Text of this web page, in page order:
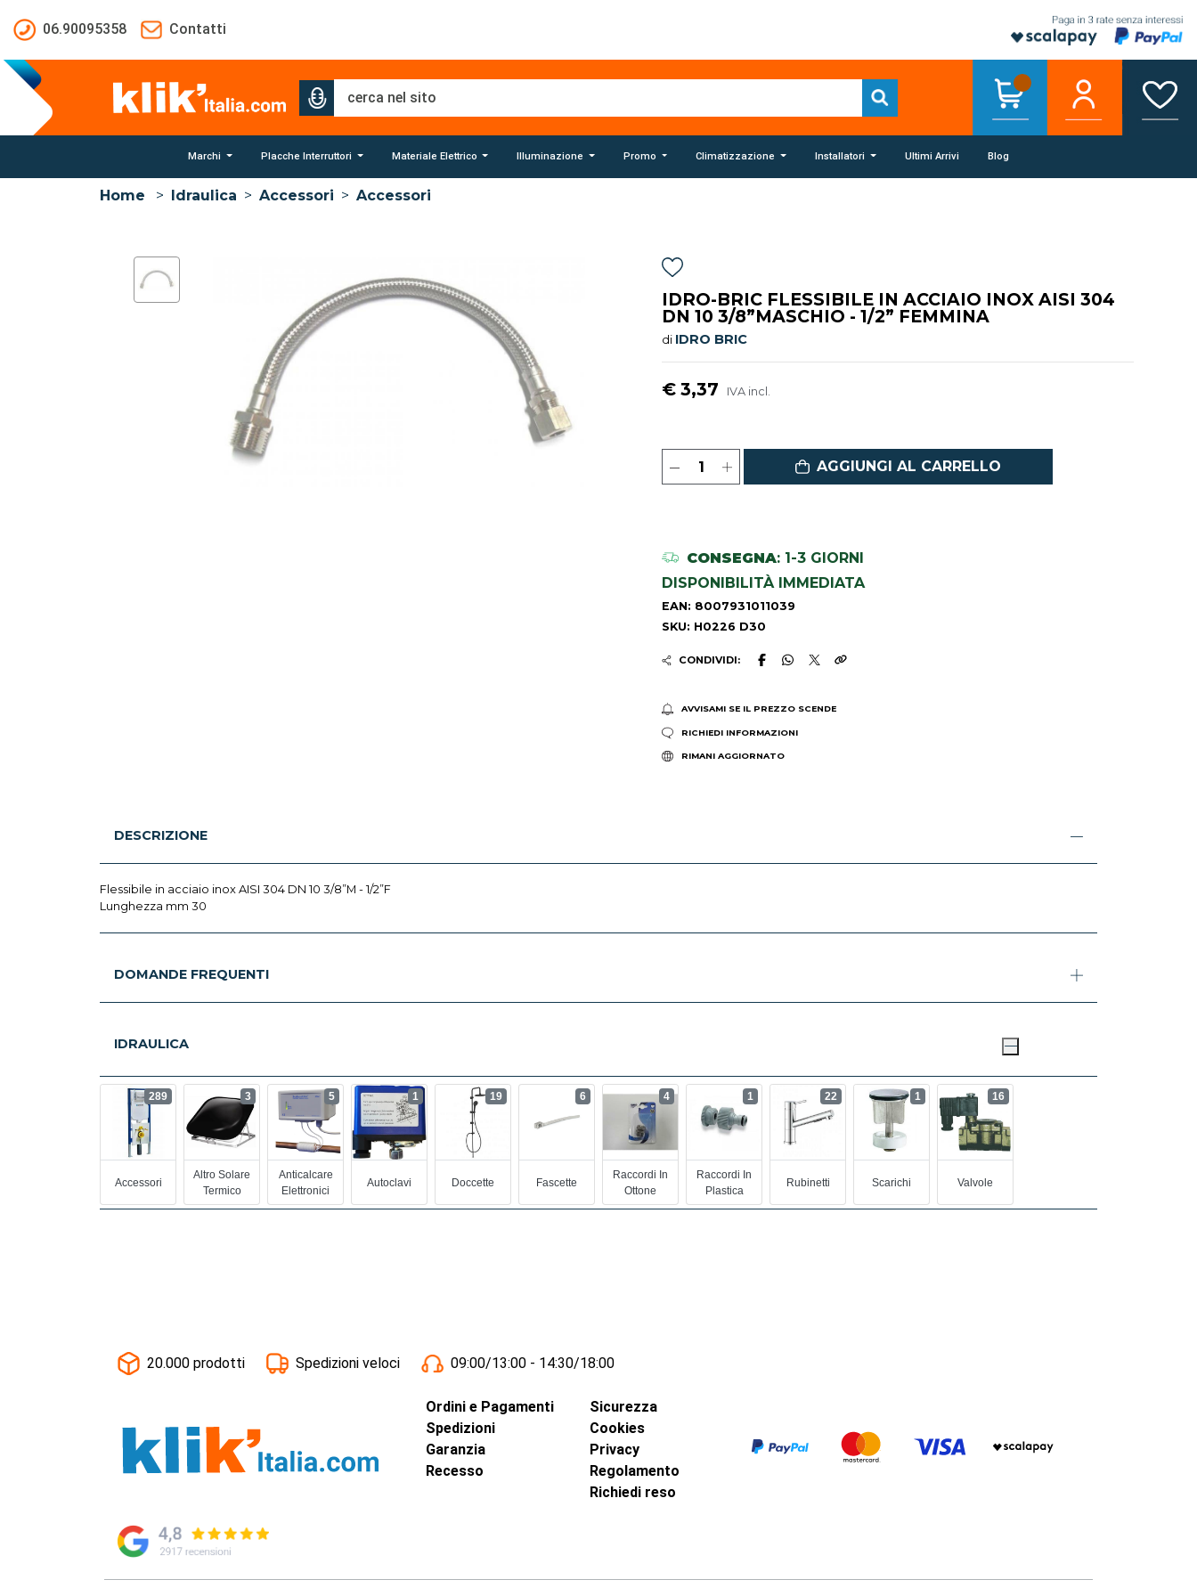
06.90095358
Contatti
Marchi Placche Interruttori Materiale Elettrico Illuminazione Promo Climatizzazione Installatori Ultimi Arrivi Blog
Home > Idraulica > Accessori > Accessori
IDRO-BRIC FLESSIBILE IN ACCIAIO INOX AISI 304
DN 10 3/8”MASCHIO - 1/2” FEMMINA
di IDRO BRIC
€ 3,37 IVA incl.
AGGIUNGI AL CARRELLO
CONSEGNA: 1-3 GIORNI
DISPONIBILITÀ IMMEDIATA
EAN: 8007931011039
SKU: H0226 D30
CONDIVIDI:
AVVISAMI SE IL PREZZO SCENDE
RICHIEDI INFORMAZIONI
RIMANI AGGIORNATO
DESCRIZIONE
Flessibile in acciaio inox AISI 304 DN 10 3/8”M - 1/2”F
Lunghezza mm 30
DOMANDE FREQUENTI
IDRAULICA
Accessori
289
Altro Solare
Termico
3
Anticalcare
Elettronici
5
Autoclavi
1
Doccette
19
Fascette
6
Raccordi In
Ottone
4
Raccordi In
Plastica
1
Rubinetti
22
Scarichi
1
Valvole
16
20.000 prodotti Spedizioni veloci 09:00/13:00 - 14:30/18:00
Ordini e Pagamenti
Spedizioni
Garanzia
Recesso
Sicurezza
Cookies
Privacy
Regolamento
Richiedi reso